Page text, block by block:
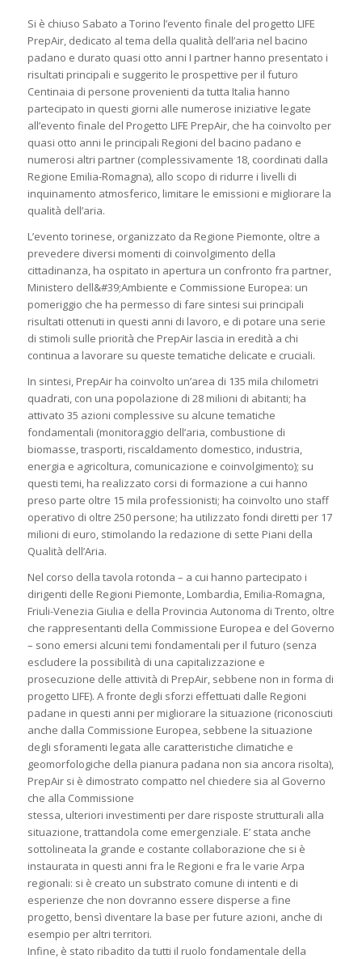
Si è chiuso Sabato a Torino l’evento finale del progetto LIFE
PrepAir, dedicato al tema della qualità dell’aria nel bacino
padano e durato quasi otto anni I partner hanno presentato i
risultati principali e suggerito le prospettive per il futuro
Centinaia di persone provenienti da tutta Italia hanno
partecipato in questi giorni alle numerose iniziative legate
all’evento finale del Progetto LIFE PrepAir, che ha coinvolto per
quasi otto anni le principali Regioni del bacino padano e
numerosi altri partner (complessivamente 18, coordinati dalla
Regione Emilia-Romagna), allo scopo di ridurre i livelli di
inquinamento atmosferico, limitare le emissioni e migliorare la
qualità dell’aria.
L’evento torinese, organizzato da Regione Piemonte, oltre a
prevedere diversi momenti di coinvolgimento della
cittadinanza, ha ospitato in apertura un confronto fra partner,
Ministero dell&#39;Ambiente e Commissione Europea: un
pomeriggio che ha permesso di fare sintesi sui principali
risultati ottenuti in questi anni di lavoro, e di potare una serie
di stimoli sulle priorità che PrepAir lascia in eredità a chi
continua a lavorare su queste tematiche delicate e cruciali.
In sintesi, PrepAir ha coinvolto un’area di 135 mila chilometri
quadrati, con una popolazione di 28 milioni di abitanti; ha
attivato 35 azioni complessive su alcune tematiche
fondamentali (monitoraggio dell’aria, combustione di
biomasse, trasporti, riscaldamento domestico, industria,
energia e agricoltura, comunicazione e coinvolgimento); su
questi temi, ha realizzato corsi di formazione a cui hanno
preso parte oltre 15 mila professionisti; ha coinvolto uno staff
operativo di oltre 250 persone; ha utilizzato fondi diretti per 17
milioni di euro, stimolando la redazione di sette Piani della
Qualità dell’Aria.
Nel corso della tavola rotonda – a cui hanno partecipato i
dirigenti delle Regioni Piemonte, Lombardia, Emilia-Romagna,
Friuli-Venezia Giulia e della Provincia Autonoma di Trento, oltre
che rappresentanti della Commissione Europea e del Governo
– sono emersi alcuni temi fondamentali per il futuro (senza
escludere la possibilità di una capitalizzazione e
prosecuzione delle attività di PrepAir, sebbene non in forma di
progetto LIFE). A fronte degli sforzi effettuati dalle Regioni
padane in questi anni per migliorare la situazione (riconosciuti
anche dalla Commissione Europea, sebbene la situazione
degli sforamenti legata alle caratteristiche climatiche e
geomorfologiche della pianura padana non sia ancora risolta),
PrepAir si è dimostrato compatto nel chiedere sia al Governo
che alla Commissione
stessa, ulteriori investimenti per dare risposte strutturali alla
situazione, trattandola come emergenziale. E’ stata anche
sottolineata la grande e costante collaborazione che si è
instaurata in questi anni fra le Regioni e fra le varie Arpa
regionali: si è creato un substrato comune di intenti e di
esperienze che non dovranno essere disperse a fine
progetto, bensì diventare la base per future azioni, anche di
esempio per altri territori.
Infine, è stato ribadito da tutti il ruolo fondamentale della